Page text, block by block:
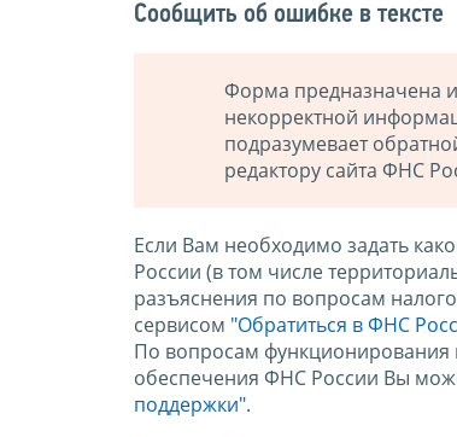
Сообщить об ошибке в тексте
Форма предназначена
некорректной
подразумевает
редактору сайта ФНС
Если Вам необходимо задать
России (в том числе
разъяснения по вопросам
сервисом "Обратиться в ФНС
По вопросам функционирования
обеспечения ФНС России Вы
поддержки".